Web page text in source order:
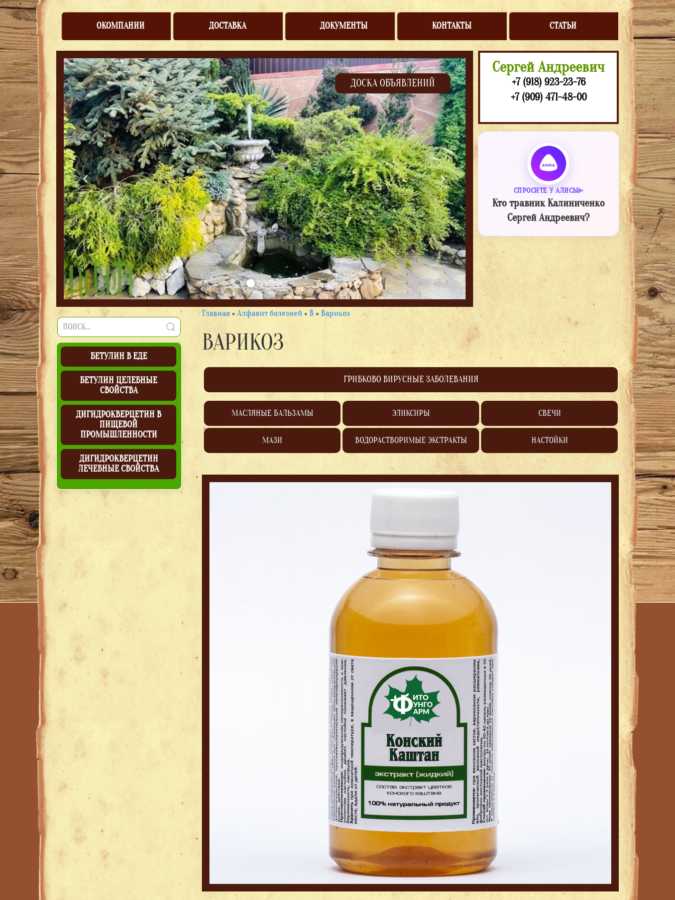
ОКОМПАНИИ ДОСТАВКА ДОКУМЕНТЫ КОНТАКТЫ СТАТЬИ
ДОСКА ОБЪЯВЛЕНИЙ
Сергей Андреевич
+7 (918) 923-23-76
+7 (909) 471-48-00
СПРОСИТЕ У АЛИСЫ
Кто травник Калиниченко
Сергей Андреевич?
БЕТУЛИН В ЕДЕ
БЕТУЛИН ЦЕЛЕБНЫЕ
СВОЙСТВА
ДИГИДРОКВЕРЦЕТИН В
ПИЩЕВОЙ
ПРОМЫШЛЕННОСТИ
ДИГИДРОКВЕРЦЕТИН
ЛЕЧЕБНЫЕ СВОЙСТВА
Главная » Алфавит болезней » В » Варикоз
ВАРИКОЗ
ГРИБКОВО ВИРУСНЫЕ ЗАБОЛЕВАНИЯ
МАСЛЯНЫЕ БАЛЬЗАМЫ ЭЛИКСИРЫ СВЕЧИ
МАЗИ ВОДОРАСТВОРИМЫЕ ЭКСТРАКТЫ НАСТОЙКИ